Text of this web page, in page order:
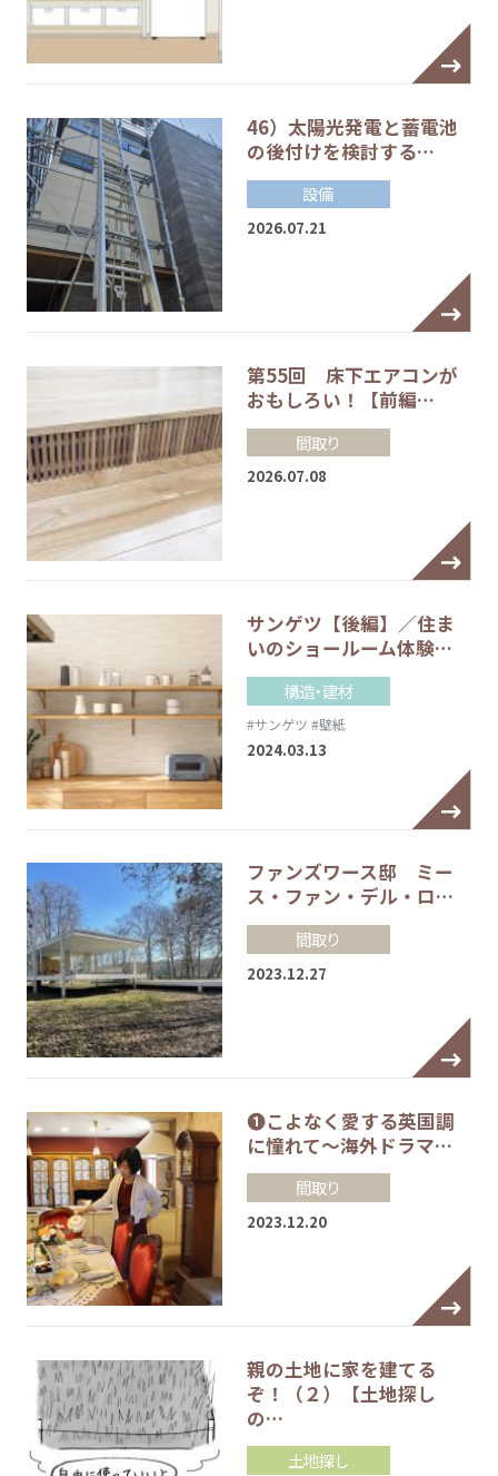
46）太陽光発電と蓄電池
の後付けを検討する…
設備
2026.07.21
第55回 床下エアコンが
おもしろい！【前編…
間取り
2026.07.08
サンゲツ【後編】／住ま
いのショールーム体験…
構造・建材
#サンゲツ #壁紙
2024.03.13
ファンズワース邸 ミー
ス・ファン・デル・ロ…
間取り
2023.12.27
❶こよなく愛する英国調
に憧れて～海外ドラマ…
間取り
2023.12.20
親の土地に家を建てる
ぞ！（２）【土地探し
の…
土地探し